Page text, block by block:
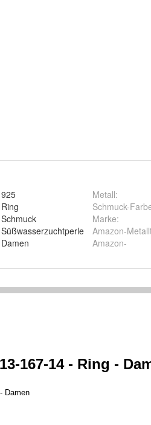
925
Ring
Schmuck
Süßwasserzuchtperle
Damen
Metall:
Schmuck-
Marke:
Amazon-
Amazon-